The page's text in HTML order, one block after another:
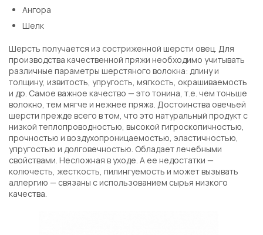
Ангора
Шелк
Шерсть получается из состриженной шерсти овец. Для
производства качественной пряжи необходимо учитывать
различные параметры шерстяного волокна: длину и
толщину, извитость, упругость, мягкость, окрашиваемость
и др. Самое важное качество — это тонина, т.е. чем тоньше
волокно, тем мягче и нежнее пряжа. Достоинства овечьей
шерсти прежде всего в том, что это натуральный продукт с
низкой теплопроводностью, высокой гигроскопичностью,
прочностью и воздухопроницаемостью, эластичностью,
упругостью и долговечностью. Обладает лечебными
свойствами. Несложная в уходе. А ее недостатки —
колючесть, жесткость, пилингуемость и может вызывать
аллергию — связаны с использованием сырья низкого
качества.